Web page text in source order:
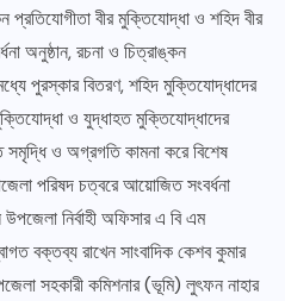
প্রতিযোগীতা বীর মুক্তিযোদ্ধা ও শহিদ বীর
অনুষ্ঠান, রচনা ও চিত্রাঙ্কন
পুরস্কার বিতরণ, শহিদ মুক্তিযোদ্ধাদের
ও যুদ্ধাহত মুক্তিযোদ্ধাদের
সমৃদ্ধি ও অগ্রগতি কামনা করে বিশেষ
পরিষদ চত্বরে আয়োজিত সংবর্ধনা
নির্বাহী অফিসার এ বি এম
বক্তব্য রাখেন সাংবাদিক কেশব কুমার
সহকারী কমিশনার (ভূমি) লুৎফন নাহার